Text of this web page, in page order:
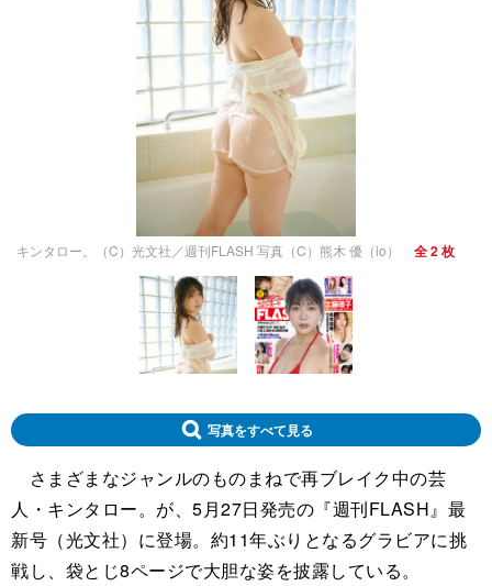
キンタロー。（C）光文社／週刊FLASH 写真（C）熊木 優（io） 全 2 枚
写真をすべて見る
さまざまなジャンルのものまねで再ブレイク中の芸
人・キンタロー。が、5月27日発売の『週刊FLASH』最
新号（光文社）に登場。約11年ぶりとなるグラビアに挑
戦し、袋とじ8ページで大胆な姿を披露している。